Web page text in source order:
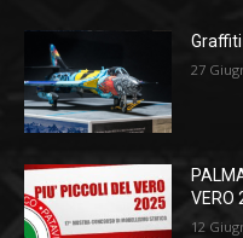
Graffiti
27
VERO
12